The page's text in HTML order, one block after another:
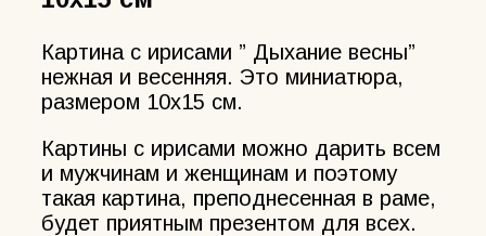
Картина с ирисами ” Дыхание весны”
нежная и весенняя. Это миниатюра,
размером 10х15 см.
Картины с ирисами можно дарить всем
и мужчинам и женщинам и поэтому
такая картина, преподнесенная в раме,
будет приятным презентом для всех.